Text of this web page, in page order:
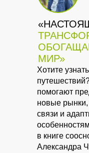
МИР»
Хотите
помогают
новые
связи и
в книге
Александра